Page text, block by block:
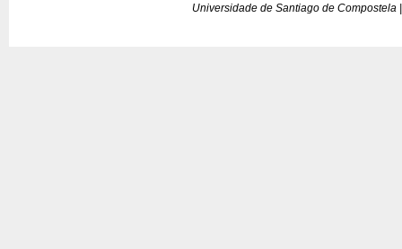
Universidade de Santiago de